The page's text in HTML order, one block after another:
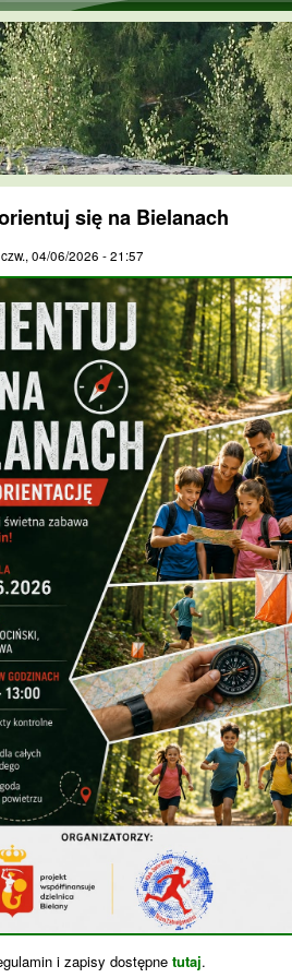
Przejdź do treści
się na Bielanach
czw., 04/06/2026 - 21:57
i zapisy dostępnetutaj.